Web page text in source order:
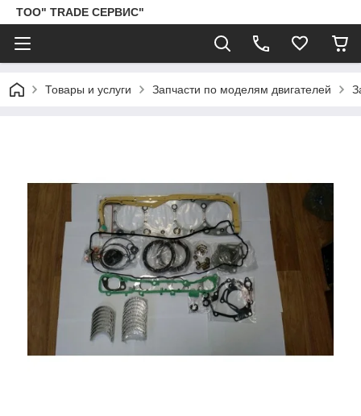
ТОО" TRADE СЕРВИС"
Товары и услуги Запчасти по моделям двигателей